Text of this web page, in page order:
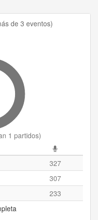
de 3 eventos)
1 partidos)
327
307
233